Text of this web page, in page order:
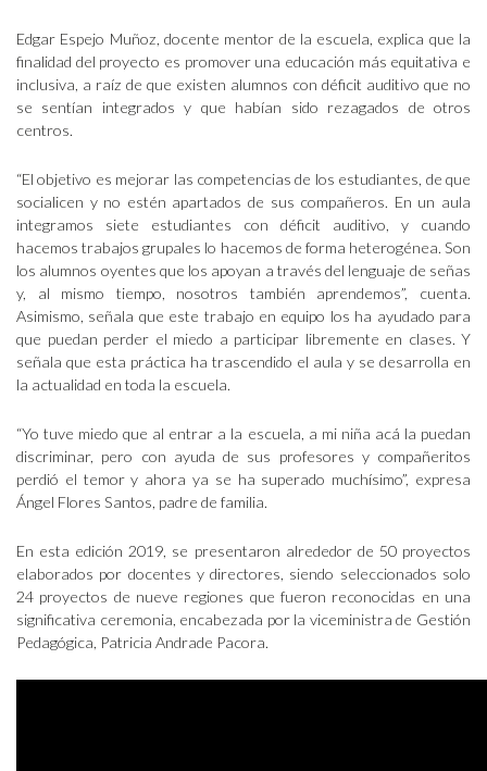
Edgar Espejo Muñoz, docente mentor de la escuela, explica que la
finalidad del proyecto es promover una educación más equitativa e
inclusiva, a raíz de que existen alumnos con déficit auditivo que no
se sentían integrados y que habían sido rezagados de otros
centros.
“El objetivo es mejorar las competencias de los estudiantes, de que
socialicen y no estén apartados de sus compañeros. En un aula
integramos siete estudiantes con déficit auditivo, y cuando
hacemos trabajos grupales lo hacemos de forma heterogénea. Son
los alumnos oyentes que los apoyan a través del lenguaje de señas
y, al mismo tiempo, nosotros también aprendemos”, cuenta.
Asimismo, señala que este trabajo en equipo los ha ayudado para
que puedan perder el miedo a participar libremente en clases. Y
señala que esta práctica ha trascendido el aula y se desarrolla en
la actualidad en toda la escuela.
“Yo tuve miedo que al entrar a la escuela, a mi niña acá la puedan
discriminar, pero con ayuda de sus profesores y compañeritos
perdió el temor y ahora ya se ha superado muchísimo”, expresa
Ángel Flores Santos, padre de familia.
En esta edición 2019, se presentaron alrededor de 50 proyectos
elaborados por docentes y directores, siendo seleccionados solo
24 proyectos de nueve regiones que fueron reconocidas en una
significativa ceremonia, encabezada por la viceministra de Gestión
Pedagógica, Patricia Andrade Pacora.